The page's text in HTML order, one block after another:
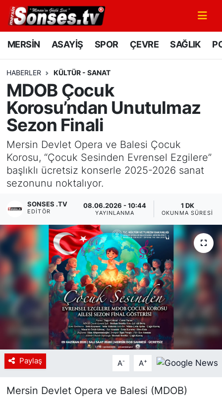
MERSİN ASAYİŞ SPOR ÇEVRE SAĞLIK
HABERLER KÜLTÜR - SANAT
MDOB Çocuk
Korosu’ndan Unutulmaz
Sezon Finali
Mersin Devlet Opera ve Balesi Çocuk
Korosu, “Çocuk Sesinden Evrensel Ezgilere”
başlıklı ücretsiz konserle 2025-2026 sanat
sezonunu noktalıyor.
SONSES .TV
EDITÖR
08.06.2026 - 10:44
YAYINLANMA
1 DK
OKUNMA SÜRESI
Paylaş A- A+
Mersin Devlet Opera ve Balesi (MDOB)
MERSİN
SPOR
GÜNÜN MANŞETİ
DÜNYA
KÜLTÜR - SANAT
MAGAZİN
SAĞLIK
Siyaset
YEREL HABER
Haberde insan
Tanıtım
Mersin Nöbetçi Eczaneler
Mersin Namaz Vakitleri
Mersin Trafik Yoğunluk Haritası
Süper Lig Puan Durumu ve Fikstür
Tüm Manşetler
Son Dakika Haberleri
Haber Arşivi